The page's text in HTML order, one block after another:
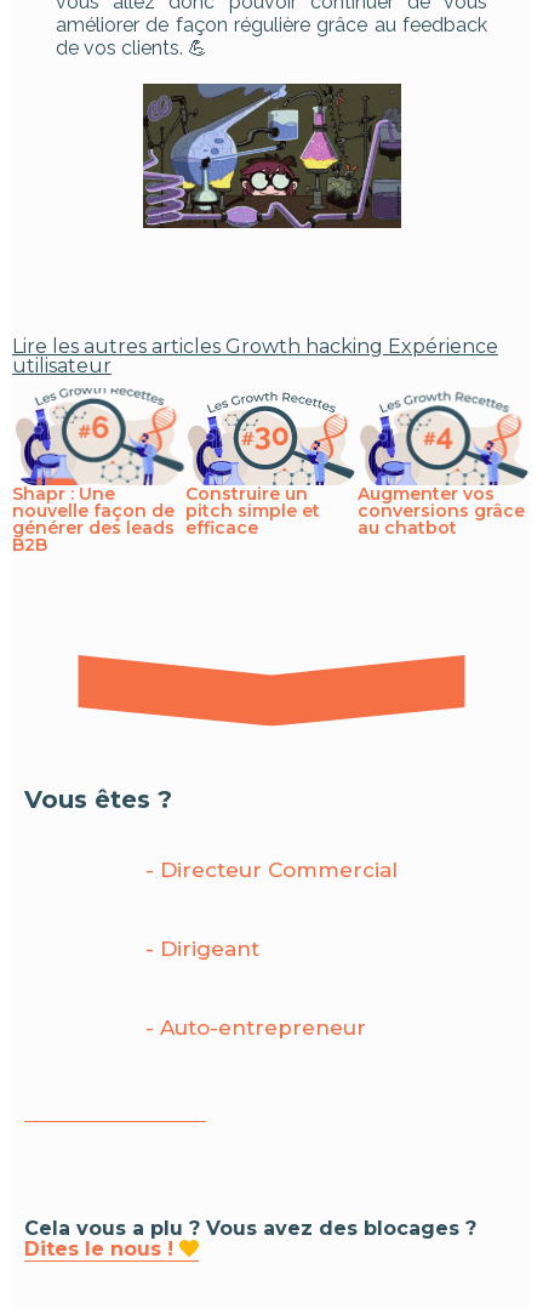
améliorer de façon régulière grâce au feedback
de vos clients. 💪
Lire les autres articles Growth hacking Expérience
utilisateur
Shapr : Une
nouvelle façon de
générer des leads
B2B
Construire un
pitch simple et
efficace
Augmenter vos
conversions grâce
au chatbot
Vous êtes ?
- Directeur Commercial
- Dirigeant
- Auto-entrepreneur
Cela vous a plu ? Vous avez des blocages ?
Dites le nous ! 